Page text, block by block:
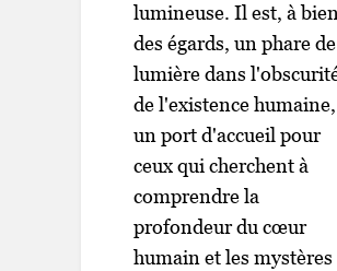
lumineuse. Il est, à
des égards, un phare de
lumière dans
de l'existence humaine,
un port d'accueil pour
ceux qui cherchent à
comprendre la
profondeur du cœur
humain et les mystères